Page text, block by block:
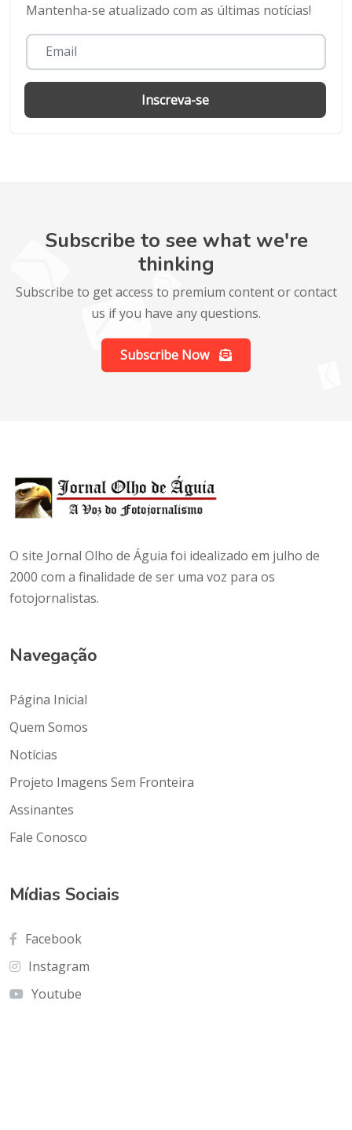
Mantenha-se atualizado com as últimas notícias!
Inscreva-se
Subscribe to see what we're
thinking
Subscribe to get access to premium content or contact
us if you have any questions.
Subscribe Now
O site Jornal Olho de Águia foi idealizado em julho de
2000 com a finalidade de ser uma voz para os
fotojornalistas.
Navegação
Página Inicial
Quem Somos
Notícias
Projeto Imagens Sem Fronteira
Assinantes
Fale Conosco
Mídias Sociais
Facebook
Instagram
Youtube